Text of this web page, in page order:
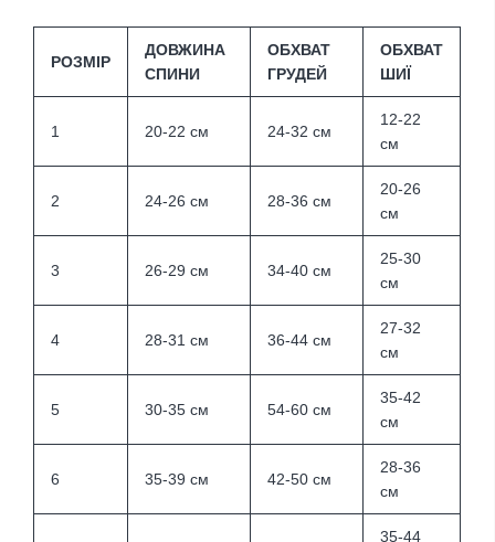
РОЗМІР
ДОВЖИНА
СПИНИ
ОБХВАТ
ГРУДЕЙ
ОБХВАТ
ШИЇ
1 20-22 см 24-32 см
12-22
см
2 24-26 см 28-36 см
20-26
см
3 26-29 см 34-40 см
25-30
см
4 28-31 см 36-44 см
27-32
см
5 30-35 см 54-60 см
35-42
см
6 35-39 см 42-50 см
28-36
см
35-44